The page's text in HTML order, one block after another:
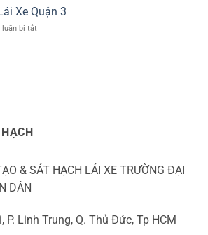
xe
TÔ
TẠI
QUẬN
BẰNG
B
TẠI
Xe Quận 3
luận bị tắt
& SÁT HẠCH LÁI XE TRƯỜNG ĐẠI
DÂN
P. Linh Trung, Q. Thủ Đức, Tp HCM